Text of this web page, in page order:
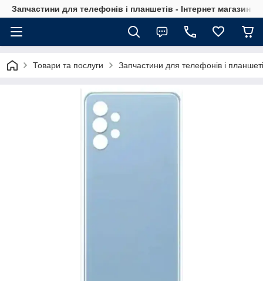
Запчастини для телефонів і планшетів - Інтернет магазин
Товари та послуги Запчастини для телефонів і